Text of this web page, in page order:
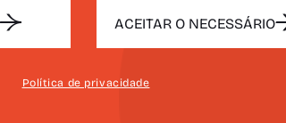
29 OUT
ACEITAR O NECESSÁRIO
Política de privacidade